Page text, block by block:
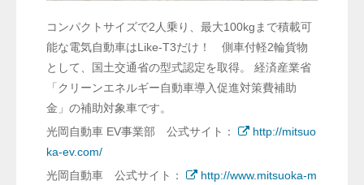
コンパクトサイズで2人乗り、最大100kgまで積載可
能な電気自動車はLike-T3だけ！ 側車付軽2輪貨物
として、国土交通省の型式認定を取得。 経済産業省
「クリーンエネルギー自動車導入促進対策費補助
金」の補助対象車です。
光岡自動車 EV事業部 公式サイト：
http://mitsuo
ka-ev.com/
光岡自動車 公式サイト：
http://www.mitsuoka-m